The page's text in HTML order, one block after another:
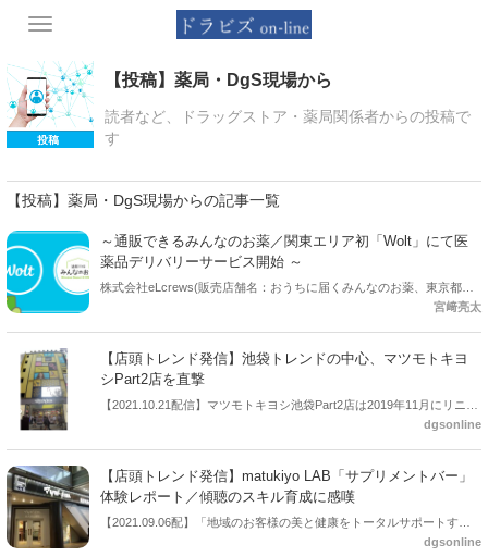
Toggle
【投稿】薬局・DgS現場から
読者など、ドラッグストア・薬局関係者からの投稿で
す
【投稿】薬局・DgS現場からの記事一覧
～通販できるみんなのお薬／関東エリア初「Wolt」にて医
薬品デリバリーサービス開始 ～
株式会社eLcrews(販売店舗名：おうちに届くみんなのお薬、東京都杉
並区、代表取締役社長：牧野孝哉)は、9月1日(木)より東京都杉並区エ
ス「Wolt(ウォルト)」にて関東エリア初となるOTC医薬品、日用品、化
粧品等約1500種類のデリバリーを開始します。 《買い物困難者の手助
けに》 高齢化に伴い日常の買い物に困難をきたす買い物困難者の増加
が社会問題化しており、それらを解決すべく、今後需要が拡大する
「即時配達」にて、地域の方への買い物不便を解消し豊かな生活のサ
ポート・セルフメディケーションの推進をサポートしてまいります。
宮﨑亮太
【店頭トレンド発信】池袋トレンドの中心、マツモトキヨ
シPart2店を直撃
【2021.10.21配信】マツモトキヨシ池袋Part2店は2019年11月にリニュ
ーアルオープンした新しいカタチの都市型店舗だ。体験・体感・発見
を提供している。都内中心部の店舗に新たなモチーフを掲げて再スタ
ートを切るのは企業側としても実験的な要素が大きい。人々に定着す
るまで時間がかかり、地域に馴染めず閉店のリスクもある中、2021年
現在、コロナ禍に負けずに池袋の街を活気づけている。今回はリニュ
ーアル当初から注目していたマツモトキヨシPart2店を紹介。ここの店
dgsonline
【店頭トレンド発信】matukiyo LAB「サプリメントバー」
体験レポート／傾聴のスキル育成に感嘆
【2021.09.06配】「地域のお客様の美と健康をトータルサポートす
る」をコンセプトに展開する「matukiyo LAB」。薬剤師・管理栄養
dgsonline